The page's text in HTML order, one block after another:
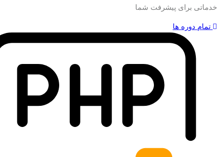
خدماتی برای پیشرفت شما
تمام دوره ها